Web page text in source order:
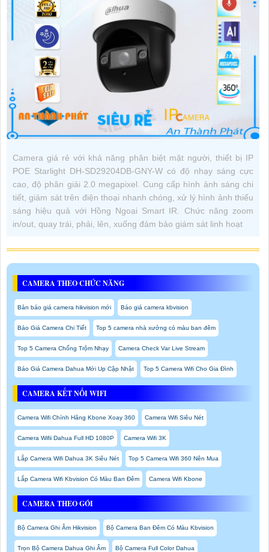
Camera giá rẻ với khả năng phân biệt mặt người, thiết bị IP
POE Starlight DH-SD29204DB-GNY-W có độ nhạy sáng cực
cao, độ phân giải 2.0 megapixel. Cung cấp hình ảnh sáng chi
tiết, giám sát trên điện thoại nhanh chóng, xử lý hình ảnh thiếu
sáng hiệu quả với Hồng Ngoại Smart IR. Chức năng zoom
in/out, quay trái, phải, lên, xuống đảm bảo giám sát linh hoạt
CAMERA THEO CHỨC NĂNG
Bản báo giá camera hikvision mới Báo giá camera kbvision
Báo Giá Camera Chi Tiết Top 5 camera nhà xưởng có màu ban đêm
Top 5 Camera Chống Trộm Nhạy Camera Check Var Live Stream
Báo Giá Camera Dahua Mới Up Cập Nhật Top 5 Camera Wifi Cho Gia Đình
CAMERA KẾT NỐI WIFI
Camera Wifi Chính Hãng Kbone Xoay 360 Camera Wifi Siêu Nét
Camera Wifii Dahua Full HD 1080P Camera Wifi 3K
Lắp Camera Wifi Dahua 3K Siêu Nét Top 5 Camera Wifi 360 Nên Mua
Lắp Camera Wifi Kbvision Có Màu Ban Đêm Camera Wifi Kbone
CAMERA THEO GÓI
Bộ Camera Ghi Âm Hikvision Bộ Camera Ban Đêm Có Màu Kbvision
Trọn Bộ Camera Dahua Ghi Âm Bộ Camera Full Color Dahua